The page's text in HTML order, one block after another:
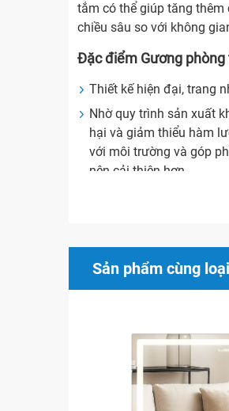
tắm có thể giúp tăng
chiều sâu so với không
Đặc điểm Gương phòng
Thiết kế hiện đại, trang
Nhờ quy trình sản xuất
hại và giảm thiểu hàm
với môi trường và góp
nên cải thiện hơn.
và giá trị người dùng
Dễ dàng lắp đặt và sử
Gương phòng tắm giúp
gian riêng thật phong
Sản phẩm cùng loại